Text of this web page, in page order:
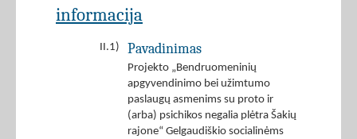
informacija
II.1) Pavadinimas
Projekto „Bendruomeninių
apgyvendinimo bei užimtumo
paslaugų asmenims su proto ir
(arba) psichikos negalia plėtra Šakių
rajone“ Gelgaudiškio socialinėms